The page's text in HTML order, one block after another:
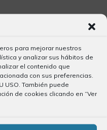
para mejorar nuestros
y analizar sus hábitos de
el contenido que
con sus preferencias.
USO. También puede
de cookies clicando en “Ver
Cano
del…